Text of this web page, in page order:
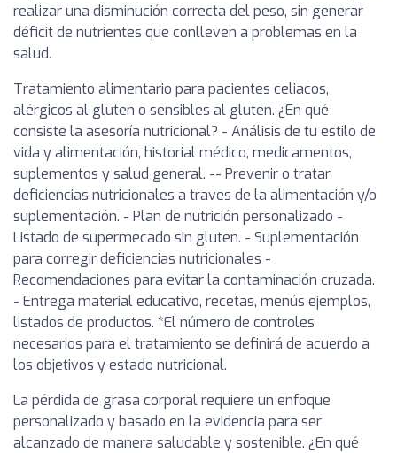
realizar una disminución correcta del peso, sin generar
déficit de nutrientes que conlleven a problemas en la
salud.
Tratamiento alimentario para pacientes celiacos,
alérgicos al gluten o sensibles al gluten. ¿En qué
consiste la asesoría nutricional? - Análisis de tu estilo de
vida y alimentación, historial médico, medicamentos,
suplementos y salud general. -- Prevenir o tratar
deficiencias nutricionales a traves de la alimentación y/o
suplementación. - Plan de nutrición personalizado -
Listado de supermecado sin gluten. - Suplementación
para corregir deficiencias nutricionales -
Recomendaciones para evitar la contaminación cruzada.
- Entrega material educativo, recetas, menús ejemplos,
listados de productos. *El número de controles
necesarios para el tratamiento se definirá de acuerdo a
los objetivos y estado nutricional.
La pérdida de grasa corporal requiere un enfoque
personalizado y basado en la evidencia para ser
alcanzado de manera saludable y sostenible. ¿En qué